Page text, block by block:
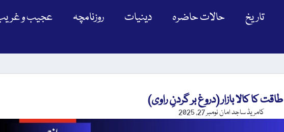
تاریخ حالات حاضرہ دینیات روزنامچہ عجیب و
طاقت کا کالا بازار (دروغ بر گردنِ راوی)
کامریڈ ساجد اماننومبر 27, 2025